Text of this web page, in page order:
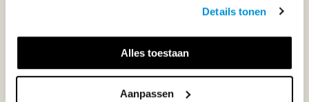
Details tonen
Alles toestaan
Aanpassen
Klantenservice